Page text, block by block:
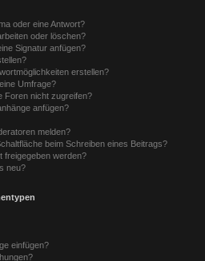
oder eine Antwort?
oder löschen?
Signatur anfügen?
erstellen?
Umfrage?
Foren nicht zugreifen?
anfügen?
melden?
beim Schreiben eines Beitrags?
freigegeben werden?
neu?
einfügen?